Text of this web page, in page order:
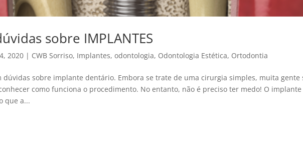
sobre IMPLANTES
2020 | CWB Sorriso, Implantes,odontologia, Odontologia Estética, Ortodontia
sobre implante dentário. Embora se trate de uma cirurgia simples, muita gente
como funciona o procedimento. No entanto, não é preciso ter medo! O implante
que a...